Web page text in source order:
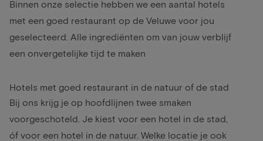
Binnen onze selectie hebben we een aantal hotels
met een goed restaurant op de Veluwe voor jou
geselecteerd. Alle ingrediënten om van jouw verblijf
een onvergetelijke tijd te maken
Hotels met goed restaurant in de natuur of de stad
Bij ons krijg je op hoofdlijnen twee smaken
voorgeschoteld. Je kiest voor een hotel in de stad,
óf voor een hotel in de natuur. Welke locatie je ook